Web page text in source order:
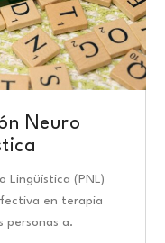
Neuro
Lingüística (PNL)
en terapia
personas a.